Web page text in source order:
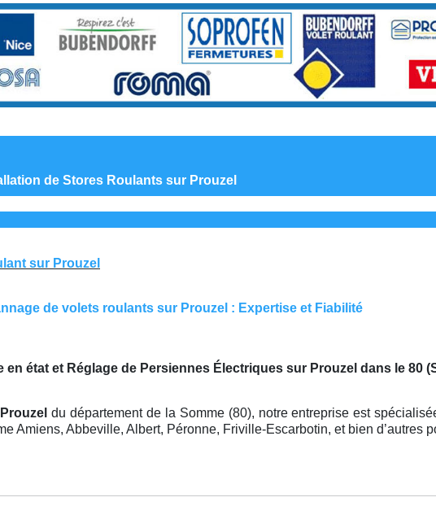
de Stores Roulants sur Prouzel
sur Prouzel
de volets roulants sur Prouzel : Expertise et Fiabilité
en état et Réglage de Persiennes Électriques sur Prouzel dans le 80
du département de la Somme (80), notre entreprise est
Amiens, Abbeville, Albert, Péronne, Friville-Escarbotin, et bien d’autres